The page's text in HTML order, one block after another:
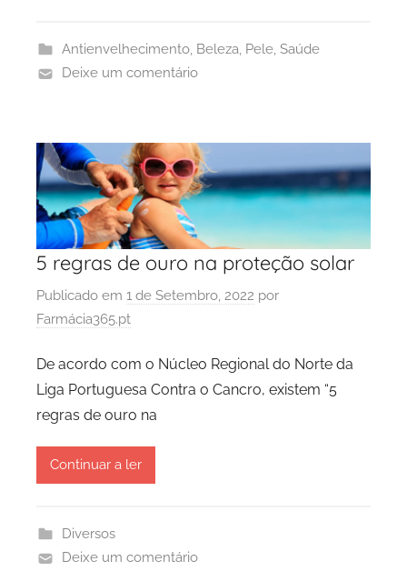
Antienvelhecimento, Beleza, Pele, Saúde
Deixe um comentário
5 regras de ouro na proteção solar
Publicado em 1 de Setembro, 2022 por
Farmácia365.pt
De acordo com o Núcleo Regional do Norte da
Liga Portuguesa Contra o Cancro, existem “5
regras de ouro na
Continuar a ler
Diversos
Deixe um comentário